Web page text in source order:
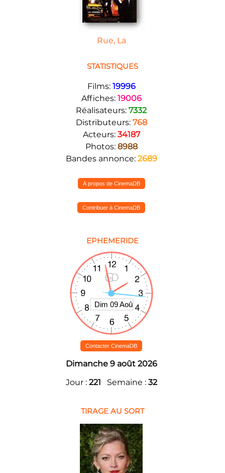
Rue, La
STATISTIQUES
Films: 19996
Affiches: 19006
Réalisateurs: 7332
Distributeurs: 768
Acteurs: 34187
Photos: 8988
Bandes annonce: 2689
A propos de CinemaDB
Contribuer à CinemaDB
EPHEMERIDE
Contacter CinemaDB
Dimanche 9 août 2026
Jour : 221 Semaine : 32
TIRAGE AU SORT